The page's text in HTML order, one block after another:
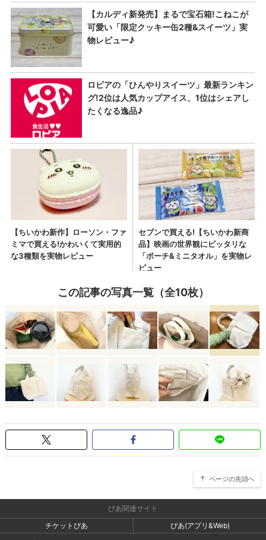
この記事の写真一覧（全10枚）
ページの先頭へ
ぴあ関連サイト
チケットぴあ
ぴあ(アプリ&Web)